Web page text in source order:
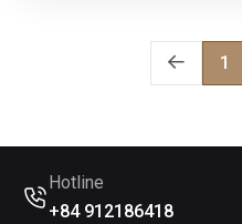
1
Hotline
+84 912186418